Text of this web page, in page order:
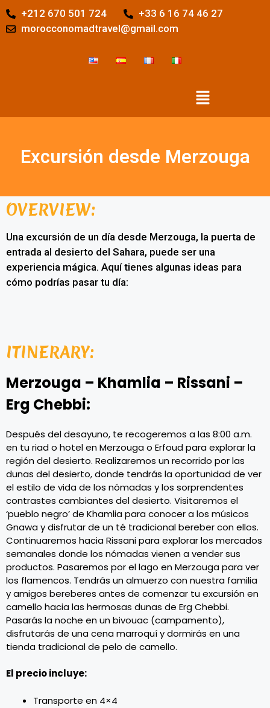
+212 670 501 724
+33 6 16 74 46 27
morocconomadtravel@gmail.com
Excursión desde Merzouga
OVERVIEW:
Una excursión de un día desde Merzouga, la puerta de
entrada al desierto del Sahara, puede ser una
experiencia mágica. Aquí tienes algunas ideas para
cómo podrías pasar tu día:
ITINERARY:
Merzouga – Khamlia – Rissani –
Erg Chebbi:
Después del desayuno, te recogeremos a las 8:00 a.m.
en tu riad o hotel en Merzouga o Erfoud para explorar la
región del desierto. Realizaremos un recorrido por las
dunas del desierto, donde tendrás la oportunidad de ver
el estilo de vida de los nómadas y los sorprendentes
contrastes cambiantes del desierto. Visitaremos el
‘pueblo negro’ de Khamlia para conocer a los músicos
Gnawa y disfrutar de un té tradicional bereber con ellos.
Continuaremos hacia Rissani para explorar los mercados
semanales donde los nómadas vienen a vender sus
productos. Pasaremos por el lago en Merzouga para ver
los flamencos. Tendrás un almuerzo con nuestra familia
y amigos bereberes antes de comenzar tu excursión en
camello hacia las hermosas dunas de Erg Chebbi.
Pasarás la noche en un bivouac (campamento),
disfrutarás de una cena marroquí y dormirás en una
tienda tradicional de pelo de camello.
El precio incluye:
Transporte en 4×4